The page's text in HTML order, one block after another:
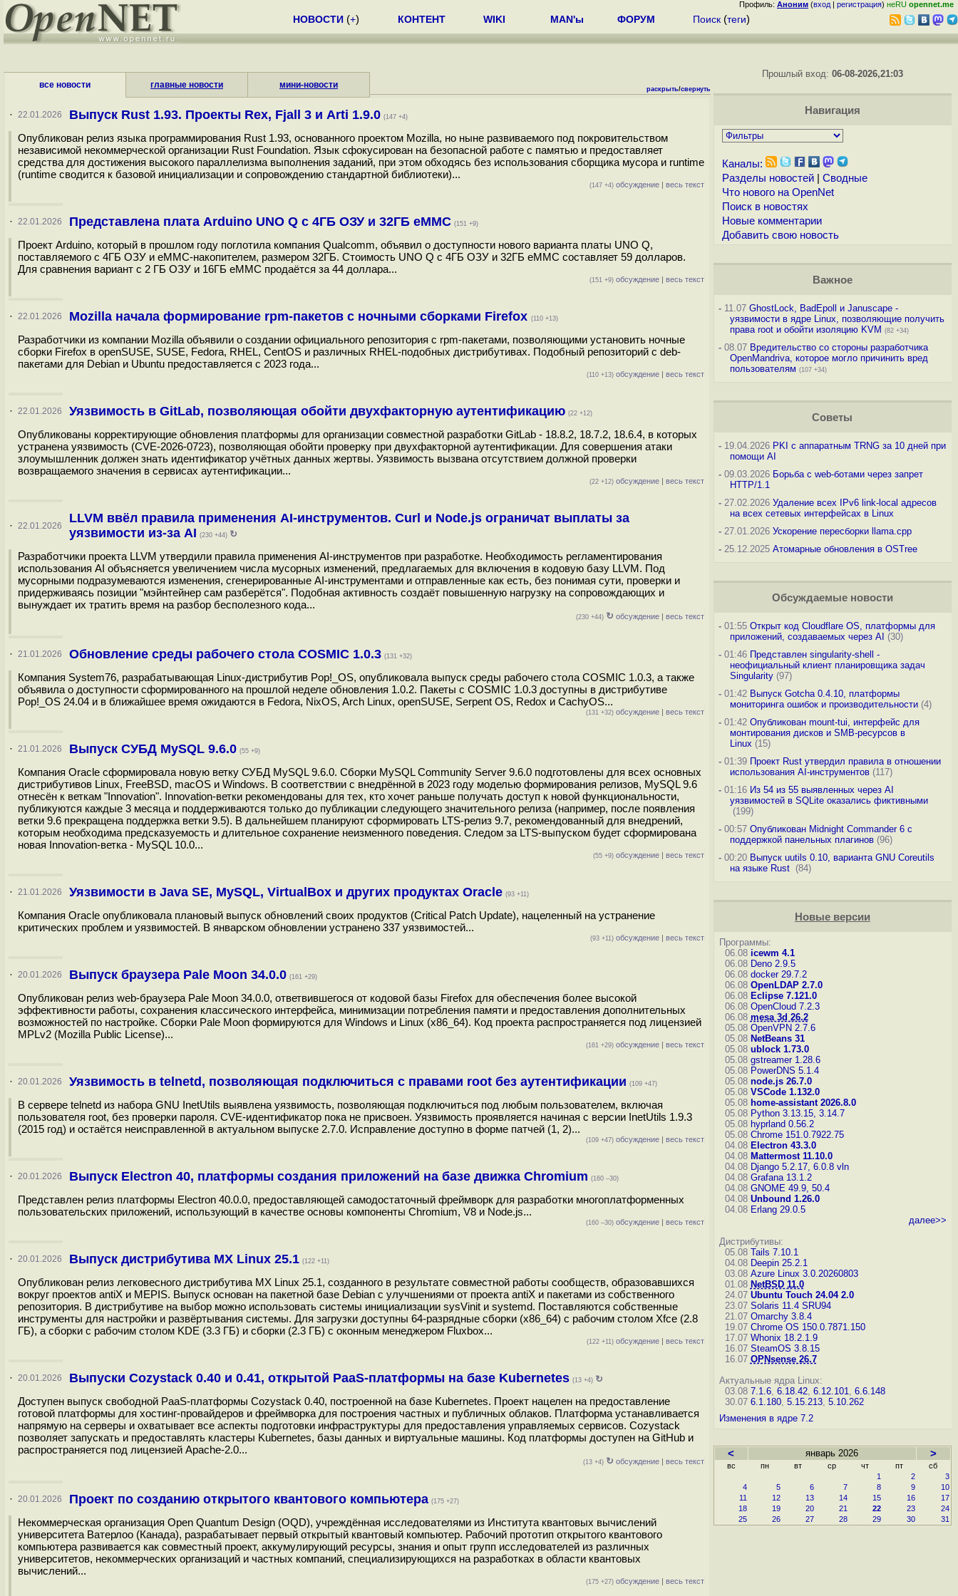
Профиль: Аноним (вход | регистрация) неRU opennet.me
НОВОСТИ (+) КОНТЕНТ WIKI MAN'ы ФОРУМ Поиск (теги)
все новости главные новости мини-новости раскрыть/свернуть
· 22.01.2026 Выпуск Rust 1.93. Проекты Rex, Fjall 3 и Arti 1.9.0 (147 +4)
Опубликован релиз языка программирования Rust 1.93, основанного проектом Mozilla, но ныне развиваемого под покровительством
независимой некоммерческой организации Rust Foundation. Язык сфокусирован на безопасной работе с памятью и предоставляет
средства для достижения высокого параллелизма выполнения заданий, при этом обходясь без использования сборщика мусора и runtime
(runtime сводится к базовой инициализации и сопровождению стандартной библиотеки)...
(147 +4) обсуждение | весь текст
· 22.01.2026 Представлена плата Arduino UNO Q с 4ГБ ОЗУ и 32ГБ eMMC (151 +9)
Проект Arduino, который в прошлом году поглотила компания Qualcomm, объявил о доступности нового варианта платы UNO Q,
поставляемого с 4ГБ ОЗУ и eMMC-накопителем, размером 32ГБ. Стоимость UNO Q с 4ГБ ОЗУ и 32ГБ eMMC составляет 59 долларов.
Для сравнения вариант с 2 ГБ ОЗУ и 16ГБ eMMC продаётся за 44 доллара...
(151 +9) обсуждение | весь текст
· 22.01.2026 Mozilla начала формирование rpm-пакетов с ночными сборками Firefox (110 +13)
Разработчики из компании Mozilla объявили о создании официального репозитория с rpm-пакетами, позволяющими установить ночные
сборки Firefox в openSUSE, SUSE, Fedora, RHEL, CentOS и различных RHEL-подобных дистрибутивах. Подобный репозиторий с deb-
пакетами для Debian и Ubuntu предоставляется с 2023 года...
(110 +13) обсуждение | весь текст
· 22.01.2026 Уязвимость в GitLab, позволяющая обойти двухфакторную аутентификацию (22 +12)
Опубликованы корректирующие обновления платформы для организации совместной разработки GitLab - 18.8.2, 18.7.2, 18.6.4, в которых
устранена уязвимость (CVE-2026-0723), позволяющая обойти проверку при двухфакторной аутентификации. Для совершения атаки
злоумышленник должен знать идентификатор учётных данных жертвы. Уязвимость вызвана отсутствием должной проверки
возвращаемого значения в сервисах аутентификации...
(22 +12) обсуждение | весь текст
· 22.01.2026
LLVM ввёл правила применения AI-инструментов. Curl и Node.js ограничат выплаты за
уязвимости из-за AI (230 +44) ↻
Разработчики проекта LLVM утвердили правила применения AI-инструментов при разработке. Необходимость регламентирования
использования AI объясняется увеличением числа мусорных изменений, предлагаемых для включения в кодовую базу LLVM. Под
мусорными подразумеваются изменения, сгенерированные AI-инструментами и отправленные как есть, без понимая сути, проверки и
придерживаясь позиции "мэйнтейнер сам разберётся". Подобная активность создаёт повышенную нагрузку на сопровождающих и
вынуждает их тратить время на разбор бесполезного кода...
(230 +44) ↻ обсуждение | весь текст
· 21.01.2026 Обновление среды рабочего стола COSMIC 1.0.3 (131 +32)
Компания System76, разрабатывающая Linux-дистрибутив Pop!_OS, опубликовала выпуск среды рабочего стола COSMIC 1.0.3, а также
объявила о доступности сформированного на прошлой неделе обновления 1.0.2. Пакеты с COSMIC 1.0.3 доступны в дистрибутиве
Pop!_OS 24.04 и в ближайшее время ожидаются в Fedora, NixOS, Arch Linux, openSUSE, Serpent OS, Redox и CachyOS...
(131 +32) обсуждение | весь текст
· 21.01.2026 Выпуск СУБД MySQL 9.6.0 (55 +9)
Компания Oracle сформировала новую ветку СУБД MySQL 9.6.0. Сборки MySQL Community Server 9.6.0 подготовлены для всех основных
дистрибутивов Linux, FreeBSD, macOS и Windows. В соответствии с внедрённой в 2023 году моделью формирования релизов, MySQL 9.6
отнесён к веткам "Innovation". Innovation-ветки рекомендованы для тех, кто хочет раньше получать доступ к новой функциональности,
публикуются каждые 3 месяца и поддерживаются только до публикации следующего значительного релиза (например, после появления
ветки 9.6 прекращена поддержка ветки 9.5). В дальнейшем планируют сформировать LTS-релиз 9.7, рекомендованный для внедрений,
которым необходима предсказуемость и длительное сохранение неизменного поведения. Следом за LTS-выпуском будет сформирована
новая Innovation-ветка - MySQL 10.0...
(55 +9) обсуждение | весь текст
· 21.01.2026 Уязвимости в Java SE, MySQL, VirtualBox и других продуктах Oracle (93 +11)
Компания Oracle опубликовала плановый выпуск обновлений своих продуктов (Critical Patch Update), нацеленный на устранение
критических проблем и уязвимостей. В январском обновлении устранено 337 уязвимостей...
(93 +11) обсуждение | весь текст
· 20.01.2026 Выпуск браузера Pale Moon 34.0.0 (161 +29)
Опубликован релиз web-браузера Pale Moon 34.0.0, ответвившегося от кодовой базы Firefox для обеспечения более высокой
эффективности работы, сохранения классического интерфейса, минимизации потребления памяти и предоставления дополнительных
возможностей по настройке. Сборки Pale Moon формируются для Windows и Linux (x86_64). Код проекта распространяется под лицензией
MPLv2 (Mozilla Public License)...
(161 +29) обсуждение | весь текст
· 20.01.2026 Уязвимость в telnetd, позволяющая подключиться с правами root без аутентификации (109 +47)
В сервере telnetd из набора GNU InetUtils выявлена уязвимость, позволяющая подключиться под любым пользователем, включая
пользователя root, без проверки пароля. CVE-идентификатор пока не присвоен. Уязвимость проявляется начиная с версии InetUtils 1.9.3
(2015 год) и остаётся неисправленной в актуальном выпуске 2.7.0. Исправление доступно в форме патчей (1, 2)...
(109 +47) обсуждение | весь текст
· 20.01.2026 Выпуск Electron 40, платформы создания приложений на базе движка Chromium (160 –30)
Представлен релиз платформы Electron 40.0.0, предоставляющей самодостаточный фреймворк для разработки многоплатформенных
пользовательских приложений, использующий в качестве основы компоненты Chromium, V8 и Node.js...
(160 –30) обсуждение | весь текст
· 20.01.2026 Выпуск дистрибутива MX Linux 25.1 (122 +11)
Опубликован релиз легковесного дистрибутива MX Linux 25.1, созданного в результате совместной работы сообществ, образовавшихся
вокруг проектов antiX и MEPIS. Выпуск основан на пакетной базе Debian с улучшениями от проекта antiX и пакетами из собственного
репозитория. В дистрибутиве на выбор можно использовать системы инициализации sysVinit и systemd. Поставляются собственные
инструменты для настройки и развёртывания системы. Для загрузки доступны 64-разрядные сборки (x86_64) с рабочим столом Xfce (2.8
ГБ), а сборки с рабочим столом KDE (3.3 ГБ) и сборки (2.3 ГБ) с оконным менеджером Fluxbox...
(122 +11) обсуждение | весь текст
· 20.01.2026 Выпуски Cozystack 0.40 и 0.41, открытой PaaS-платформы на базе Kubernetes (13 +4) ↻
Доступен выпуск свободной PaaS-платформы Cozystack 0.40, построенной на базе Kubernetes. Проект нацелен на предоставление
готовой платформы для хостинг-провайдеров и фреймворка для построения частных и публичных облаков. Платформа устанавливается
напрямую на серверы и охватывает все аспекты подготовки инфраструктуры для предоставления управляемых сервисов. Cozystack
позволяет запускать и предоставлять кластеры Kubernetes, базы данных и виртуальные машины. Код платформы доступен на GitHub и
распространяется под лицензией Apache-2.0...
(13 +4) ↻ обсуждение | весь текст
· 20.01.2026 Проект по созданию открытого квантового компьютера (175 +27)
Некоммерческая организация Open Quantum Design (OQD), учреждённая исследователями из Института квантовых вычислений
университета Ватерлоо (Канада), разрабатывает первый открытый квантовый компьютер. Рабочий прототип открытого квантового
компьютера развивается как совместный проект, аккумулирующий ресурсы, знания и опыт групп исследователей из различных
университетов, некоммерческих организаций и частных компаний, специализирующихся на разработках в области квантовых
вычислений...
(175 +27) обсуждение | весь текст
Прошлый вход:06-08-2026,21:03
Навигация
Каналы:
Разделы новостей| Сводные
Что нового на OpenNet
Поиск в новостях
Новые комментарии
Добавить свою новость
Важное
-11.07 GhostLock, BadEpoll и Januscape -
уязвимости в ядре Linux, позволяющие получить
права root и обойти изоляцию KVM (82 +34)
-08.07 Вредительство со стороны разработчика
OpenMandriva, которое могло причинить вред
пользователям (107 +34)
Советы
-19.04.2026 PKI с аппаратным TRNG за 10 дней при
помощи AI
-09.03.2026 Борьба с web-ботами через запрет
HTTP/1.1
-27.02.2026 Удаление всех IPv6 link-local адресов
на всех сетевых интерфейсах в Linux
-27.01.2026 Ускорение пересборки llama.cpp
-25.12.2025 Атомарные обновления в OSTree
Обсуждаемые новости
-01:55 Открыт код Cloudflare OS, платформы для
приложений, создаваемых через AI (30)
-01:46 Представлен singularity-shell -
неофициальный клиент планировщика задач
Singularity(97)
-01:42 Выпуск Gotcha 0.4.10, платформы
мониторинга ошибок и производительности(4)
-01:42 Опубликован mount-tui, интерфейс для
монтирования дисков и SMB-ресурсов в
Linux (15)
-01:39 Проект Rust утвердил правила в отношении
использования AI-инструментов(117)
-01:16 Из 54 из 55 выявленных через AI
уязвимостей в SQLite оказались фиктивными
(199)
-00:57 Опубликован Midnight Commander 6 c
поддержкой панельных плагинов(96)
-00:20 Выпуск uutils 0.10, варианта GNU Coreutils
на языке Rust (84)
Новые версии
Программы:
06.08 icewm 4.1
06.08 Deno 2.9.5
06.08 docker 29.7.2
06.08 OpenLDAP 2.7.0
06.08 Eclipse 7.121.0
06.08 OpenCloud 7.2.3
06.08 mesa 3d 26.2
05.08 OpenVPN 2.7.6
05.08 NetBeans 31
05.08 ublock 1.73.0
05.08 gstreamer 1.28.6
05.08 PowerDNS 5.1.4
05.08 node.js 26.7.0
05.08 VSCode 1.132.0
05.08 home-assistant 2026.8.0
05.08 Python 3.13.15, 3.14.7
05.08 hyprland 0.56.2
05.08 Chrome 151.0.7922.75
04.08 Electron 43.3.0
04.08 Mattermost 11.10.0
04.08 Django 5.2.17, 6.0.8 vln
04.08 Grafana 13.1.2
04.08 GNOME 49.9, 50.4
04.08 Unbound 1.26.0
04.08 Erlang 29.0.5
далее>>
Дистрибутивы:
05.08 Tails 7.10.1
04.08 Deepin 25.2.1
03.08 Azure Linux 3.0.20260803
01.08 NetBSD 11.0
24.07 Ubuntu Touch 24.04 2.0
23.07 Solaris 11.4 SRU94
21.07 Omarchy 3.8.4
19.07 Chrome OS 150.0.7871.150
17.07 Whonix 18.2.1.9
16.07 SteamOS 3.8.15
16.07 OPNsense 26.7
Актуальные ядра Linux:
03.08 7.1.6, 6.18.42, 6.12.101, 6.6.148
30.07 6.1.180, 5.15.213, 5.10.262
Изменения в ядре 7.2
< январь 2026 >
вс пн вт ср чт пт
сб
1
2
3
4
5 6 7 8 9
10
11
12 13 14 15 16
17
18
19 20 21 22 23
24
25
26 27 28 29 30 31